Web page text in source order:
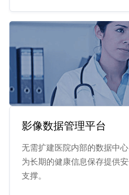
影像数据管理平台
无需扩建医院内部的数据中
为长期的健康信息保存提供
支撑。